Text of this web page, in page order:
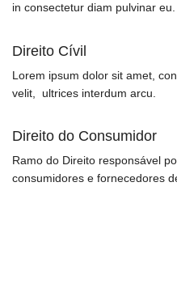
in consectetur diam pulvinar eu.
Direito Cívil
Lorem ipsum dolor sit amet,
velit, ultrices interdum arcu.
Direito do Consumidor
Ramo do Direito responsável
consumidores e fornecedores